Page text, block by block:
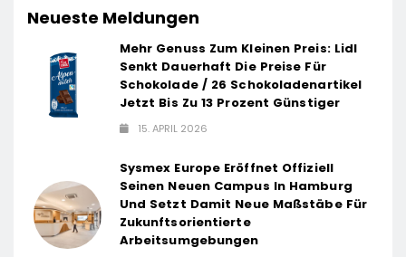
Neueste Meldungen
Mehr Genuss Zum Kleinen Preis: Lidl
Senkt Dauerhaft Die Preise Für
Schokolade / 26 Schokoladenartikel
Jetzt Bis Zu 13 Prozent Günstiger
15. APRIL 2026
Sysmex Europe Eröffnet Offiziell
Seinen Neuen Campus In Hamburg
Und Setzt Damit Neue Maßstäbe Für
Zukunftsorientierte
Arbeitsumgebungen